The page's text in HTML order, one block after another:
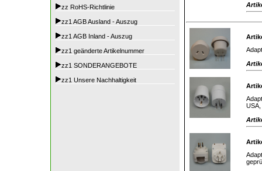
zz RoHS-Richtlinie
zz1 AGB Ausland - Auszug
zz1 AGB Inland - Auszug
zz1 geänderte Artikelnummer
zz1 SONDERANGEBOTE
zz1 Unsere Nachhaltigkeit